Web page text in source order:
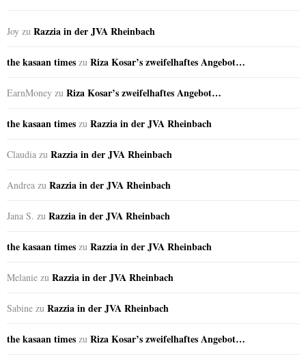
Joy zu Razzia in der JVA Rheinbach
the kasaan times zu Riza Kosar’s zweifelhaftes Angebot…
EarnMoney zu Riza Kosar’s zweifelhaftes Angebot…
the kasaan times zu Razzia in der JVA Rheinbach
Claudia zu Razzia in der JVA Rheinbach
Andrea zu Razzia in der JVA Rheinbach
Jana S. zu Razzia in der JVA Rheinbach
the kasaan times zu Razzia in der JVA Rheinbach
Melanie zu Razzia in der JVA Rheinbach
Sabine zu Razzia in der JVA Rheinbach
the kasaan times zu Riza Kosar’s zweifelhaftes Angebot…